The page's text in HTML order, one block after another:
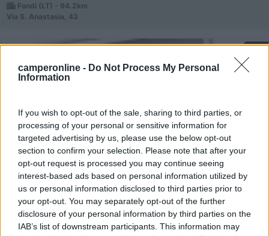
camperonline - Do Not Process My Personal
Information
If you wish to opt-out of the sale, sharing to third parties, or
processing of your personal or sensitive information for
targeted advertising by us, please use the below opt-out
section to confirm your selection. Please note that after your
opt-out request is processed you may continue seeing
interest-based ads based on personal information utilized by
us or personal information disclosed to third parties prior to
your opt-out. You may separately opt-out of the further
disclosure of your personal information by third parties on the
IAB’s list of downstream participants. This information may
Fondi (LT) - 94.2km
Via S. Anastasia, 43
Campeggio
0
Dagicar Camper